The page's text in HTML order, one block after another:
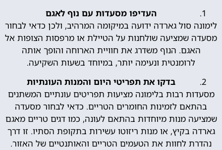
העדיפו מסעדות עם נוף לאגם
לימונה סול גארדה ידועה במיקומה המרהיב, ולכן כדאי לבחור
מסעדה שמציעה שולחנות על הטיילת או מרפסות הצופות אל
האגם. הנוף משדרג את חוויית הארוחה והופך אותה
לרומנטית ונעימה יותר, במיוחד בשעות השקיעה.
בדקו את תפריטי היום והמנות העונתיות
מסעדות רבות בלימונה מציעות תפריטים עונתיים המשתנים
בהתאם לזמינות החומרים הטריים. כדאי לבחור מסעדה
שמציעה מנות מיוחדות בהתאם לעונה, כמו דגים טריים מאגם
גארדה בקיץ, או מנות ריזוטו עשירות בתקופת הסתיו. זו דרך
נהדרת לחוות את הטעמים הטריים והאותנטיים של האזור.